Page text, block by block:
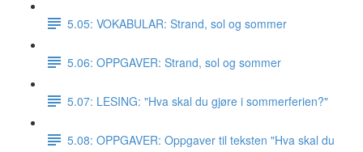
5.05: VOKABULAR: Strand, sol og sommer
5.06: OPPGAVER: Strand, sol og sommer
5.07: LESING: "Hva skal du gjøre i sommerferien?"
5.08: OPPGAVER: Oppgaver til teksten "Hva skal du